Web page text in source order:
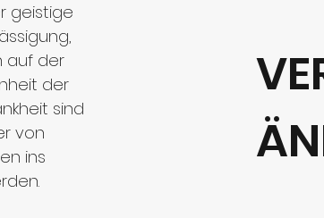
geistige
auf der
der
sind
von
ins